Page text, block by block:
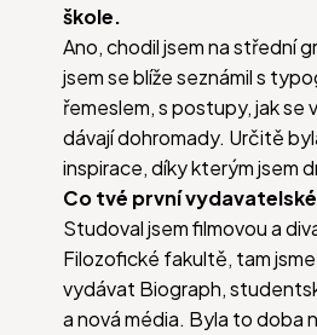
škole.
Ano, chodil jsem na střední
jsem se blíže seznámil s
řemeslem, s postupy, jak se
dávají dohromady. Určitě
inspirace, díky kterým jsem
Co tvé první
Studoval jsem filmovou a
Filozofické fakultě, tam
vydávat Biograph,
a nová média. Byla to doba